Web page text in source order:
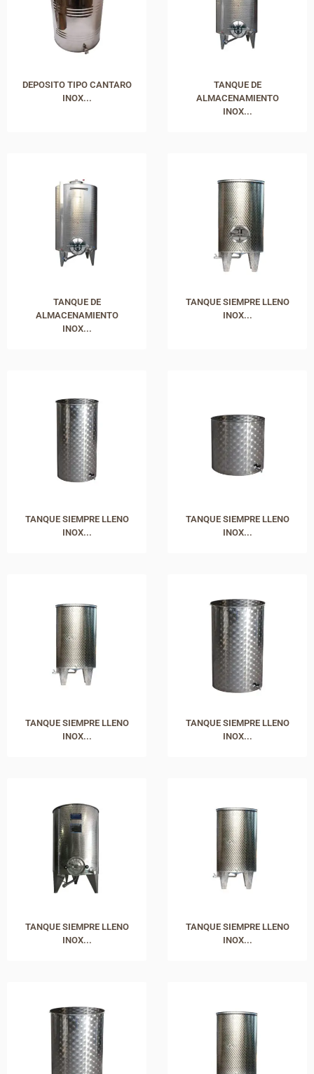
DEPOSITO TIPO CANTARO
INOX...
TANQUE DE
ALMACENAMIENTO
INOX...
TANQUE DE
ALMACENAMIENTO
INOX...
TANQUE SIEMPRE LLENO
INOX...
TANQUE SIEMPRE LLENO
INOX...
TANQUE SIEMPRE LLENO
INOX...
TANQUE SIEMPRE LLENO
INOX...
TANQUE SIEMPRE LLENO
INOX...
TANQUE SIEMPRE LLENO
INOX...
TANQUE SIEMPRE LLENO
INOX...